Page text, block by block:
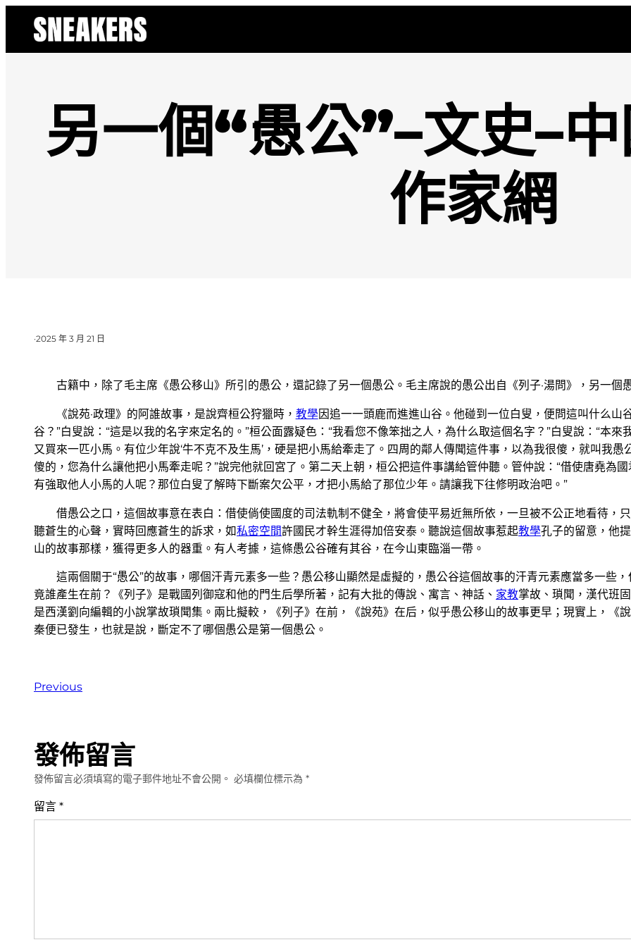
另一個“愚公”–文史–
作家網
·2025 年 3 月 21 日
古籍中，除了毛主席《愚公移山》所引的愚公，還記錄了另一個愚公。毛主席說的愚公出自《列子·湯問》，另一個
《說苑·政理》的阿誰故事，是說齊桓公狩獵時， 教學因追一一頭鹿而進進山谷。他碰到一位白叟，便問這叫什么山
谷？”白叟說：“這是以我的名字來定名的。”桓公面露疑色：“我看您不像笨拙之人，為什么取這個名字？”白叟說：“本
又買來一匹小馬。有位少年說‘牛不克不及生馬’，硬是把小馬給牽走了。四周的鄰人傳聞這件事，以為我很傻，就叫我
傻的，您為什么讓他把小馬牽走呢？”說完他就回宮了。第二天上朝，桓公把這件事講給管仲聽。管仲說：“借使唐堯為
有強取他人小馬的人呢？那位白叟了解時下斷案欠公平，才把小馬給了那位少年。請讓我下往修明政治吧。”
借愚公之口，這個故事意在表白：借使倘使國度的司法軌制不健全，將會使平易近無所依，一旦被不公正地看待，
聽蒼生的心聲，實時回應蒼生的訴求，如私密空間許國民才幹生涯得加倍安泰。聽說這個故事惹起教學孔子的留意，他
山的故事那樣，獲得更多人的器重。有人考據，這條愚公谷確有其谷，在今山東臨淄一帶。
這兩個關于“愚公”的故事，哪個汗青元素多一些？愚公移山顯然是虛擬的，愚公谷這個故事的汗青元素應當多一些
竟誰產生在前？《列子》是戰國列御寇和他的門生后學所著，記有大批的傳說、寓言、神話、 家教掌故、瑣聞，漢代班
是西漢劉向編輯的小說掌故瑣聞集。兩比擬較，《列子》在前，《說苑》在后，似乎愚公移山的故事更早；現實上，《
秦便已發生，也就是說，斷定不了哪個愚公是第一個愚公。
Previous
發佈留言
發佈留言必須填寫的電子郵件地址不會公開。 必填欄位標示為 *
留言 *